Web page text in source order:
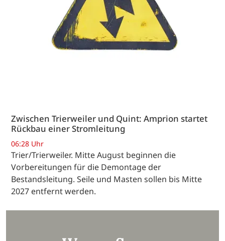
Zwischen Trierweiler und Quint: Amprion startet
Rückbau einer Stromleitung
06:28 Uhr
Trier/Trierweiler. Mitte August beginnen die
Vorbereitungen für die Demontage der
Bestandsleitung. Seile und Masten sollen bis Mitte
2027 entfernt werden.